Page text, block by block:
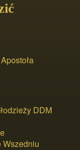
DDM
Wszedniu